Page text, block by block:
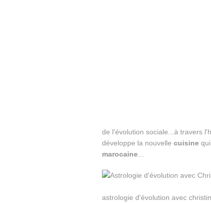
de l'évolution sociale...à travers
développe la nouvelle cuisinequi
marocaine...
astrologie d'évolution avec